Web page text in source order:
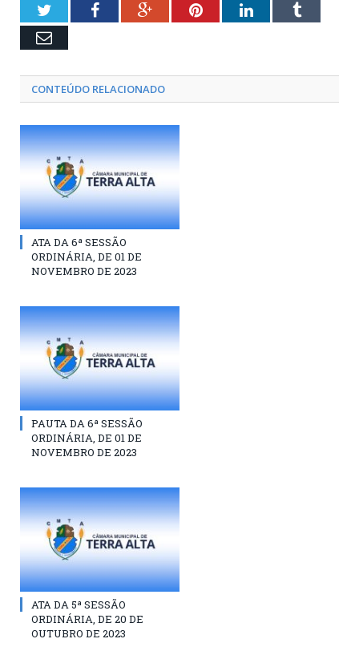
TwitterFacebookGoogle+PinterestLinkedInTumblr
Email
CONTEÚDO RELACIONADO
ATA DA 6ª SESSÃO
ORDINÁRIA, DE 01 DE
NOVEMBRO DE 2023
PAUTA DA 6ª SESSÃO
ORDINÁRIA, DE 01 DE
NOVEMBRO DE 2023
ATA DA 5ª SESSÃO
ORDINÁRIA, DE 20 DE
OUTUBRO DE 2023